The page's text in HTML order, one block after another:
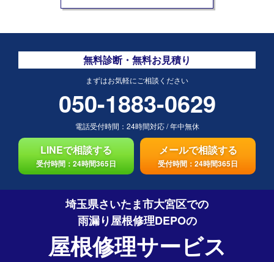
無料診断・無料お見積り
まずはお気軽にご相談ください
050-1883-0629
電話受付時間： 24時間対応/年中無休
LINEで相談する
受付時間：24時間365日
メールで相談する
受付時間：24時間365日
埼玉県さいたま市大宮区での
雨漏り屋根修理DEPOの
屋根修理サービス